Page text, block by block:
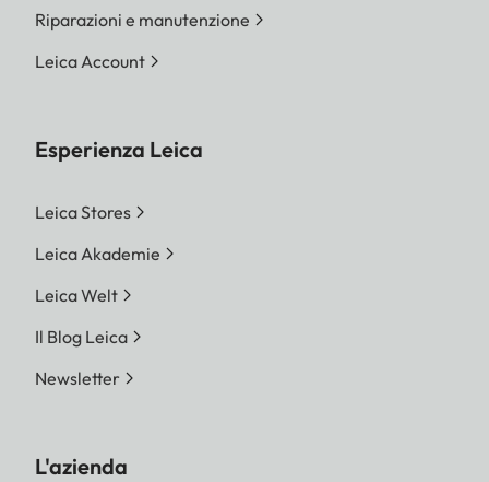
Riparazioni e manutenzione
Leica Account
Esperienza Leica
Leica Stores
Leica Akademie
Leica Welt
Il Blog Leica
Newsletter
L'azienda